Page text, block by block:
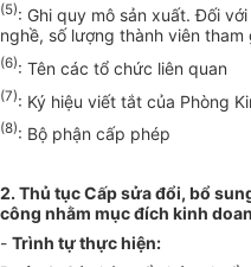
(5): Ghi quy mô sản xuất. Đối
nghề, số lượng thành viên tham
(6): Tên các tổ chức liên quan
(7): Ký hiệu viết tắt của Phòng
(8): Bộ phận cấp phép
2. Thủ tục Cấp sửa đổi, bổ
công nhằm mục đích kinh
- Trình tự thực hiện: